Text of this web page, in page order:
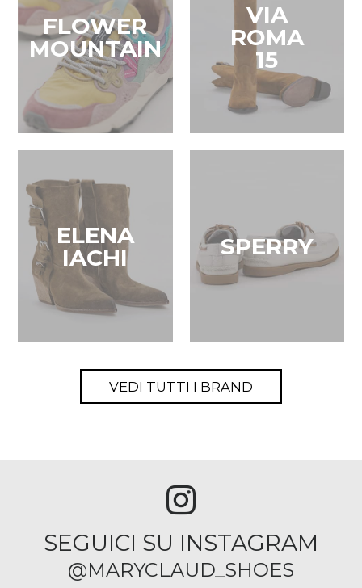
FLOWER
MOUNTAIN
VIA
ROMA
15
ELENA
IACHI
SPERRY
VEDI TUTTI I BRAND
SEGUICI SU INSTAGRAM
@MARYCLAUD_SHOES